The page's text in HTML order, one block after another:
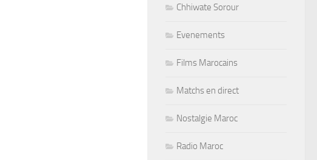
Chhiwate Sorour
Evenements
Films Marocains
Matchs en direct
Nostalgie Maroc
Radio Maroc